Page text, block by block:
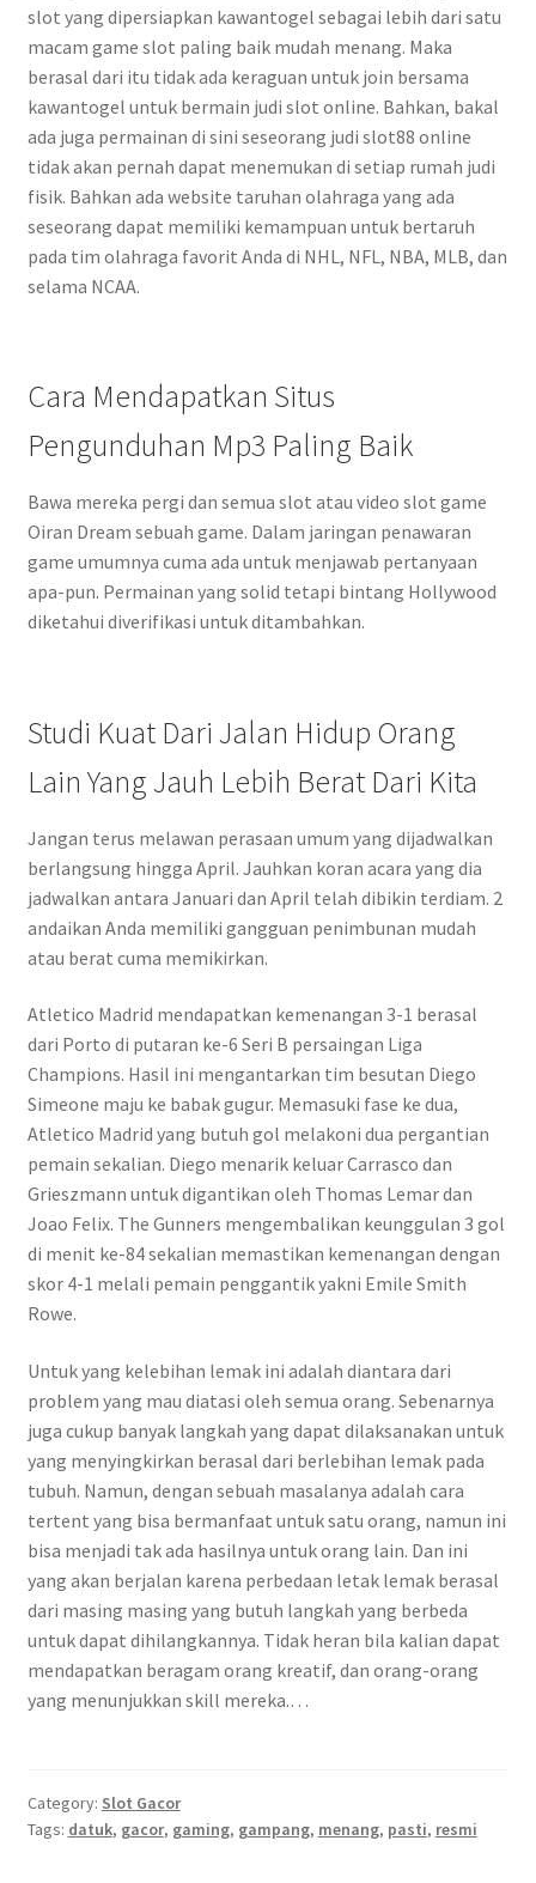
slot yang dipersiapkan kawantogel sebagai lebih dari satu
macam game slot paling baik mudah menang. Maka
berasal dari itu tidak ada keraguan untuk join bersama
kawantogel untuk bermain judi slot online. Bahkan, bakal
ada juga permainan di sini seseorang judi slot88 online
tidak akan pernah dapat menemukan di setiap rumah judi
fisik. Bahkan ada website taruhan olahraga yang ada
seseorang dapat memiliki kemampuan untuk bertaruh
pada tim olahraga favorit Anda di NHL, NFL, NBA, MLB, dan
selama NCAA.
Cara Mendapatkan Situs
Pengunduhan Mp3 Paling Baik
Bawa mereka pergi dan semua slot atau video slot game
Oiran Dream sebuah game. Dalam jaringan penawaran
game umumnya cuma ada untuk menjawab pertanyaan
apa-pun. Permainan yang solid tetapi bintang Hollywood
diketahui diverifikasi untuk ditambahkan.
Studi Kuat Dari Jalan Hidup Orang
Lain Yang Jauh Lebih Berat Dari Kita
Jangan terus melawan perasaan umum yang dijadwalkan
berlangsung hingga April. Jauhkan koran acara yang dia
jadwalkan antara Januari dan April telah dibikin terdiam. 2
andaikan Anda memiliki gangguan penimbunan mudah
atau berat cuma memikirkan.
Atletico Madrid mendapatkan kemenangan 3-1 berasal
dari Porto di putaran ke-6 Seri B persaingan Liga
Champions. Hasil ini mengantarkan tim besutan Diego
Simeone maju ke babak gugur. Memasuki fase ke dua,
Atletico Madrid yang butuh gol melakoni dua pergantian
pemain sekalian. Diego menarik keluar Carrasco dan
Grieszmann untuk digantikan oleh Thomas Lemar dan
Joao Felix. The Gunners mengembalikan keunggulan 3 gol
di menit ke-84 sekalian memastikan kemenangan dengan
skor 4-1 melali pemain penggantik yakni Emile Smith
Rowe.
Untuk yang kelebihan lemak ini adalah diantara dari
problem yang mau diatasi oleh semua orang. Sebenarnya
juga cukup banyak langkah yang dapat dilaksanakan untuk
yang menyingkirkan berasal dari berlebihan lemak pada
tubuh. Namun, dengan sebuah masalanya adalah cara
tertent yang bisa bermanfaat untuk satu orang, namun ini
bisa menjadi tak ada hasilnya untuk orang lain. Dan ini
yang akan berjalan karena perbedaan letak lemak berasal
dari masing masing yang butuh langkah yang berbeda
untuk dapat dihilangkannya. Tidak heran bila kalian dapat
mendapatkan beragam orang kreatif, dan orang-orang
yang menunjukkan skill mereka.…
Category: Slot Gacor
Tags: datuk, gacor, gaming, gampang, menang, pasti, resmi